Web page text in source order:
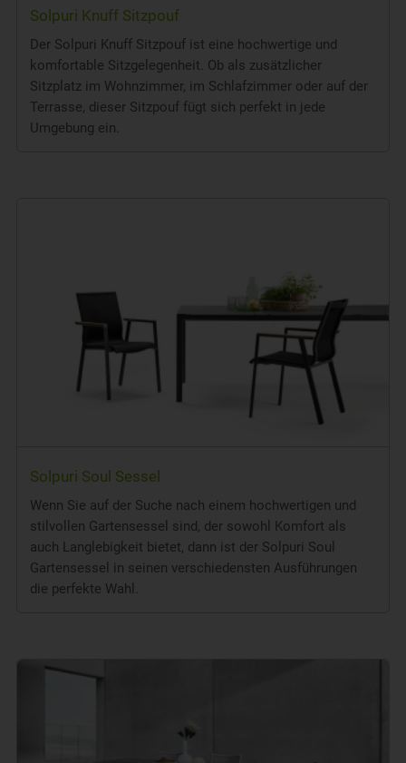
Solpuri Knuff Sitzpouf
Der Solpuri Knuff Sitzpouf ist eine hochwertige und
komfortable Sitzgelegenheit. Ob als zusätzlicher
Sitzplatz im Wohnzimmer, im Schlafzimmer oder auf der
Terrasse, dieser Sitzpouf fügt sich perfekt in jede
Umgebung ein.
Solpuri Soul Sessel
Wenn Sie auf der Suche nach einem hochwertigen und
stilvollen Gartensessel sind, der sowohl Komfort als
auch Langlebigkeit bietet, dann ist der Solpuri Soul
Gartensessel in seinen verschiedensten Ausführungen
die perfekte Wahl.